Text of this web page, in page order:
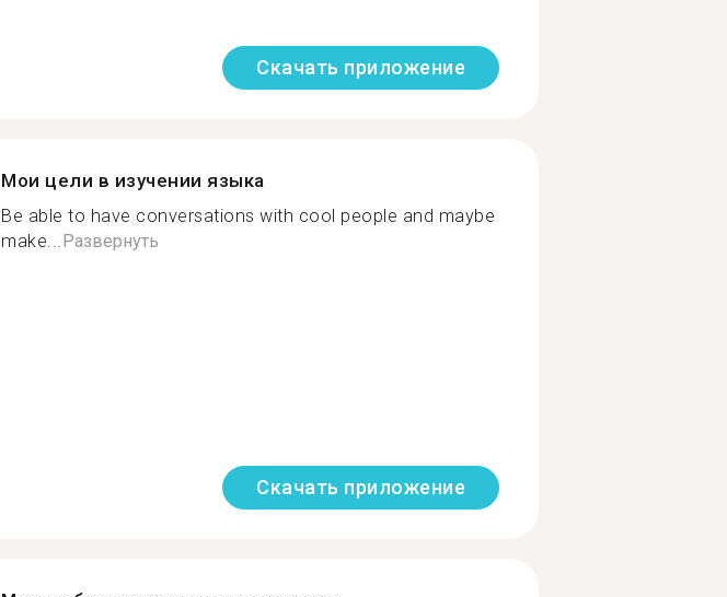
Скачать приложение
Мои цели в изучении языка
Be able to have conversations with cool people and maybe
make...Развернуть
Скачать приложение